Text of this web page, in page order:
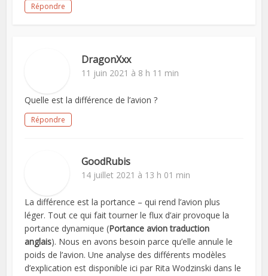
Répondre
DragonXxx
11 juin 2021 à 8 h 11 min
Quelle est la différence de l’avion ?
Répondre
GoodRubis
14 juillet 2021 à 13 h 01 min
La différence est la portance – qui rend l’avion plus
léger. Tout ce qui fait tourner le flux d’air provoque la
portance dynamique (Portance avion traduction
anglais). Nous en avons besoin parce qu’elle annule le
poids de l’avion. Une analyse des différents modèles
d’explication est disponible ici par Rita Wodzinski dans le